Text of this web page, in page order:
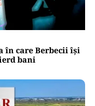
în care Berbecii își
bani